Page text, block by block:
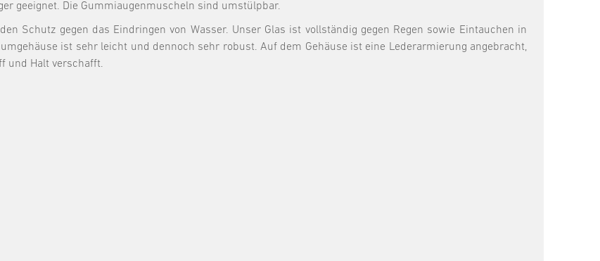
geeignet. Die Gummiaugenmuscheln sind umstülpbar.
Schutz gegen das Eindringen von Wasser. Unser Glas ist vollständig gegen Regen sowie Eintauchen in
ist sehr leicht und dennoch sehr robust. Auf dem Gehäuse ist eine Lederarmierung angebracht,
und Halt verschafft.